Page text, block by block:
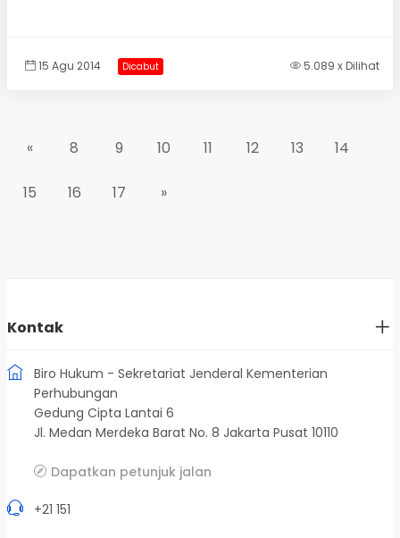
15 Agu 2014 Dicabut 5.089 x Dilihat
« 8 9 10 11 12 13 14
15 16 17 »
Kontak
Biro Hukum - Sekretariat Jenderal Kementerian
Perhubungan
Gedung Cipta Lantai 6
Jl. Medan Merdeka Barat No. 8 Jakarta Pusat 10110
Dapatkan petunjuk jalan
+21 151